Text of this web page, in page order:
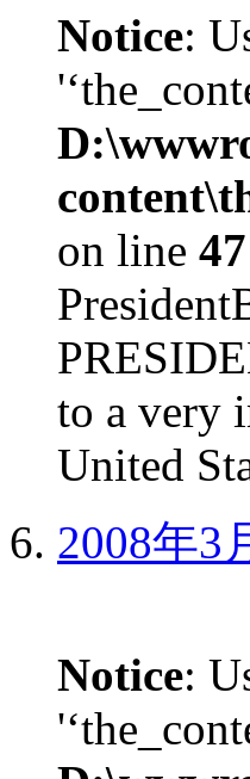
Notice:
on line 47
to a very
United
2008年3
Notice: